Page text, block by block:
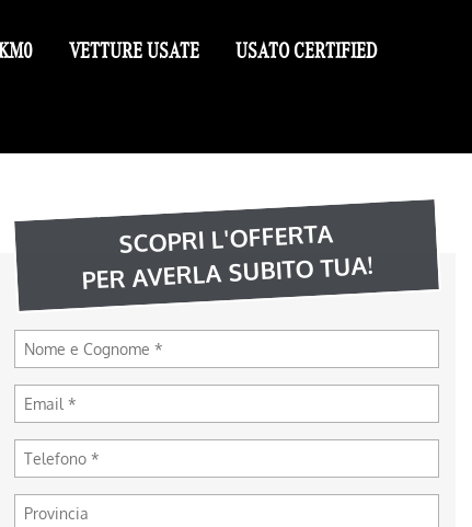
VETTURE USATE USATO CERTIFIED
SCOPRI L'OFFERTA
PER AVERLA SUBITO TUA!